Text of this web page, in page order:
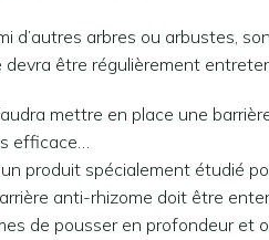
d’autres arbres ou arbustes,
être régulièrement
mettre en place une
efficace…
produit spécialement étudié
anti-rhizome doit être
de pousser en profondeur et